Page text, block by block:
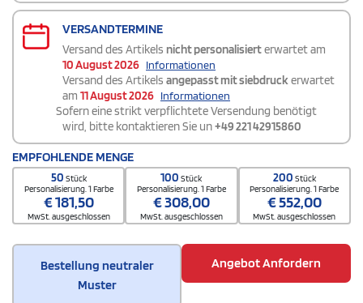
VERSANDTERMINE
Versand des Artikels nicht personalisierterwartet am
10 August 2026 Informationen
Versand des Artikels angepasst mit siebdruckerwartet
am 11 August 2026 Informationen
Sofern eine strikt verpflichtete Versendung benötigt
wird, bitte kontaktieren Sie un+49 221 42915860
EMPFOHLENDE MENGE
50 Stück
Personalisierung. 1 Farbe
€181,50
MwSt. ausgeschlossen
100Stück
Personalisierung. 1 Farbe
€308,00
MwSt. ausgeschlossen
200 Stück
Personalisierung. 1 Farbe
€552,00
MwSt. ausgeschlossen
Bestellung neutraler
Muster
Angebot Anfordern